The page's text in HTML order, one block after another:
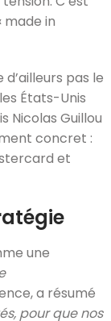
made in
pas le
États-Unis
Nicolas Guillou
concret :
et
une
a résumé
pour que nos